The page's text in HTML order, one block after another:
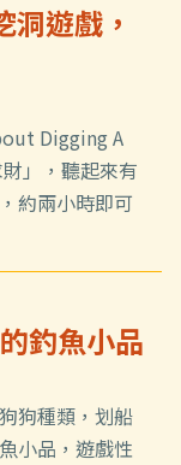
遊戲，
Digging A
」，聽起來有
約兩小時即可
釣魚小品
狗種類，划船
小品，遊戲性